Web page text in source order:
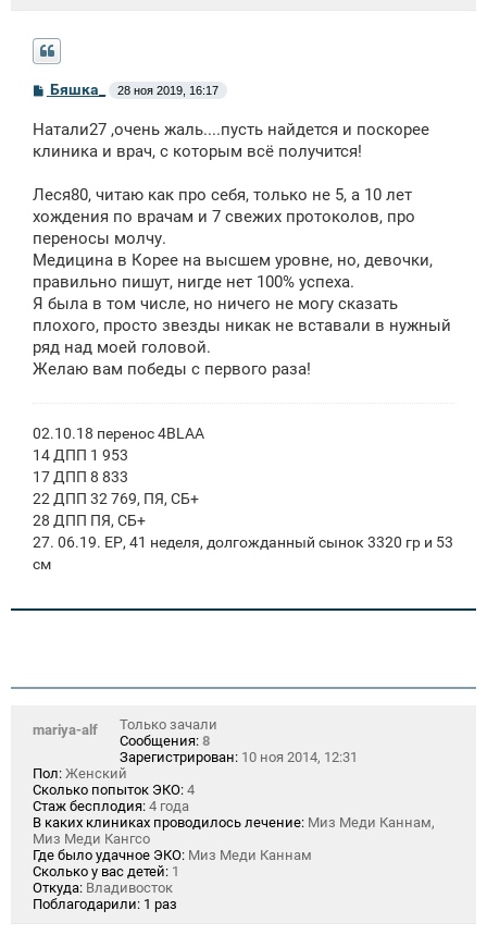
С
б
щ
и
Бяшка_ 28 ноя 2019, 16:17
Натали27 ,очень жаль....пусть найдется и поскорее
клиника и врач, с которым всё получится!
Леся80, читаю как про себя, только не 5, а 10 лет
хождения по врачам и 7 свежих протоколов, про
переносы молчу.
Медицина в Корее на высшем уровне, но, девочки,
правильно пишут, нигде нет 100% успеха.
Я была в том числе, но ничего не могу сказать
плохого, просто звезды никак не вставали в нужный
ряд над моей головой.
Желаю вам победы с первого раза!
02.10.18 перенос 4BLAA
14 ДПП 1 953
17 ДПП 8 833
22 ДПП 32 769, ПЯ, СБ+
28 ДПП ПЯ, СБ+
27. 06.19. ЕР, 41 неделя, долгожданный сынок 3320 гр и 53
см
mariya-alf
Только зачали
Сообщения: 8
Зарегистрирован: 10 ноя 2014, 12:31
Пол: Женский
Сколько попыток ЭКО: 4
Стаж бесплодия: 4 года
В каких клиниках проводилось лечение: Миз Меди Каннам,
Миз Меди Кангсо
Где было удачное ЭКО: Миз Меди Каннам
Сколько у вас детей: 1
Откуда: Владивосток
Поблагодарили: 1 раз